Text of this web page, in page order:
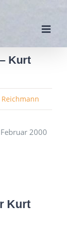
Kurt
2000
Kurt